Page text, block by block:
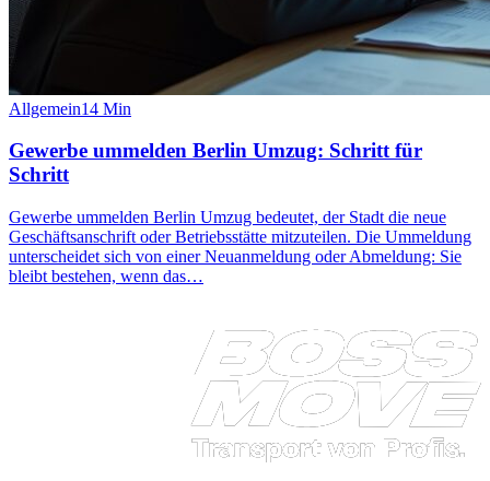
Allgemein14 Min
Gewerbe ummelden Berlin Umzug: Schritt für
Schritt
Gewerbe ummelden Berlin Umzug bedeutet, der Stadt die neue
Geschäftsanschrift oder Betriebsstätte mitzuteilen. Die Ummeldung
unterscheidet sich von einer Neuanmeldung oder Abmeldung: Sie
bleibt bestehen, wenn das…